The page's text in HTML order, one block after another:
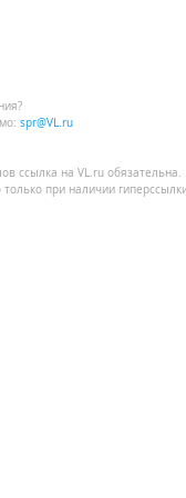
spr@VL.ru
ссылка на VL.ru обязательна.
при наличии